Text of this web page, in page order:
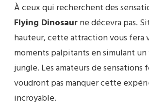
À ceux qui recherchent des
Flying Dinosaurne décevra pas.
hauteur, cette attraction vous fera
moments palpitants en simulant un
jungle. Les amateurs de sensations
voudront pas manquer cette
incroyable.